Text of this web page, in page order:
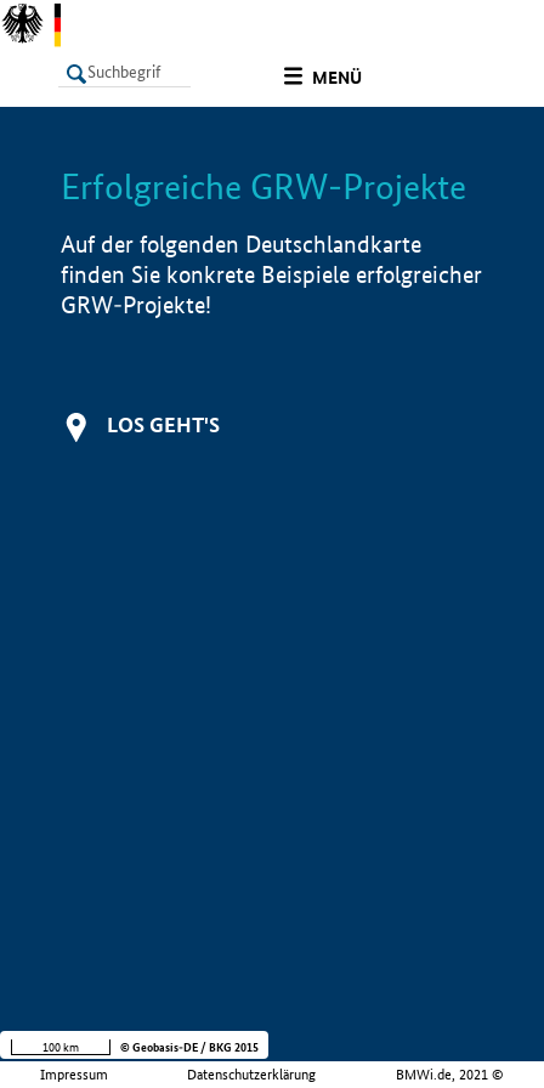
MENÜ
LISTE Info
Erfolgreiche GRW-Projekte
Auf der folgenden Deutschlandkarte
finden Sie konkrete Beispiele erfolgreicher
GRW-Projekte!
LOS GEHT'S
Impressum Datenschutzerklärung BMWi.de, 2021 ©
100 km © Geobasis-DE / BKG 2015